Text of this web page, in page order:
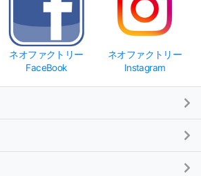
ネオファクトリー
FaceBook
ネオファクトリー
Instagram